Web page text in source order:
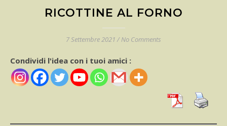
RICOTTINE AL FORNO
7 Settembre 2021 / No Comments
Condividi l'idea con i tuoi amici :